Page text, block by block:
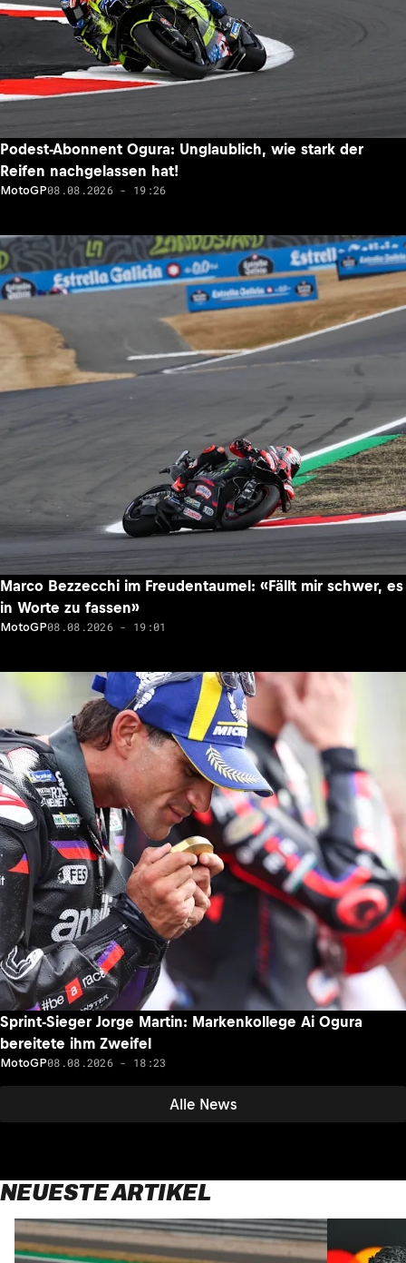
Alle News
Podest-Abonnent Ogura: Unglaublich, wie stark der
Reifen nachgelassen hat!
MotoGP08.08.2026 - 19:26
Marco Bezzecchi im Freudentaumel: «Fällt mir schwer, es
in Worte zu fassen»
MotoGP08.08.2026 - 19:01
Sprint-Sieger Jorge Martin: Markenkollege Ai Ogura
bereitete ihm Zweifel
MotoGP08.08.2026 - 18:23
NEUESTE ARTIKEL